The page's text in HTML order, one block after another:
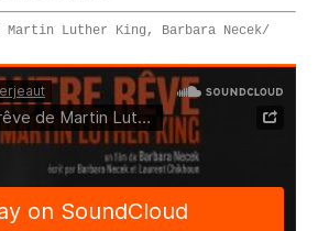
Luther King, Barbara Necek/